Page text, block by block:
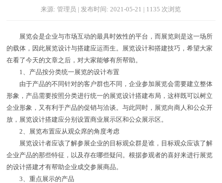
来源: 管理员 | 发布时间: 2021-05-21 | 1135 次浏览
展览会是企业与市场互动的最具时效性的平台，而展览则是这一场所
的载体，因此展览设计与搭建应运而生。展览设计和搭建技巧，希望大家
在看了今天的文章之后，对大家能够有所帮助。
1、产品按分类统一展览的设计布置
由于产品的不同针对的客户群也不同，企业参加展览会需要建立整体
形象，产品需要按照分类进行统一的展览设计搭建布局，这样既可以树立
企业形象，又有利于产品的促销与洽谈。与此同时，展览向商人和公众开
放，展览设计搭建应分别设置商业展示区和公众展示区。
2、展览布置应从观众席的角度考虑
展览设计者应该了解参展企业的目标观众群是谁，目标观众应该了解
企业产品的那些特征，以及存在哪些疑问。根据参观者的喜好来进行展览
的设计搭建才有帮助企业成交参展商品。
3、重点展示的产品